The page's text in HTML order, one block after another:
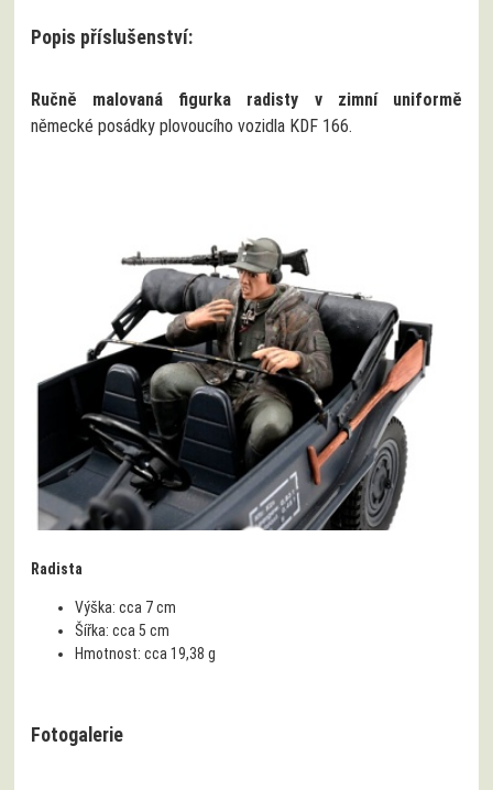
Popis příslušenství:
Ručně malovaná figurka radisty v zimní uniformě
německé posádky plovoucího vozidla KDF 166.
Radista
Výška:cca 7 cm
Šířka:cca 5 cm
Hmotnost:cca 19,38 g
Fotogalerie